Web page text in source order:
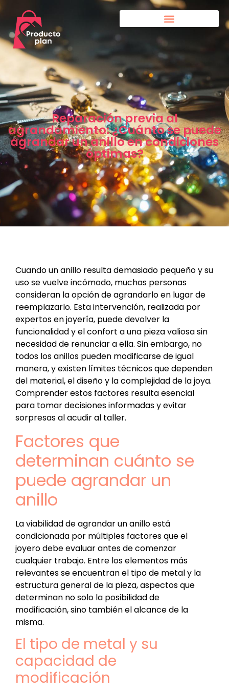
Reparación previa al
agrandamiento: ¿Cuánto se puede
agrandar un anillo en condiciones
óptimas?
Cuando un anillo resulta demasiado pequeño y su
uso se vuelve incómodo, muchas personas
consideran la opción de agrandarlo en lugar de
reemplazarlo. Esta intervención, realizada por
expertos en joyería, puede devolver la
funcionalidad y el confort a una pieza valiosa sin
necesidad de renunciar a ella. Sin embargo, no
todos los anillos pueden modificarse de igual
manera, y existen límites técnicos que dependen
del material, el diseño y la complejidad de la joya.
Comprender estos factores resulta esencial
para tomar decisiones informadas y evitar
sorpresas al acudir al taller.
Factores que
determinan cuánto se
puede agrandar un
anillo
La viabilidad de agrandar un anillo está
condicionada por múltiples factores que el
joyero debe evaluar antes de comenzar
cualquier trabajo. Entre los elementos más
relevantes se encuentran el tipo de metal y la
estructura general de la pieza, aspectos que
determinan no solo la posibilidad de
modificación, sino también el alcance de la
misma.
El tipo de metal y su
capacidad de
modificación